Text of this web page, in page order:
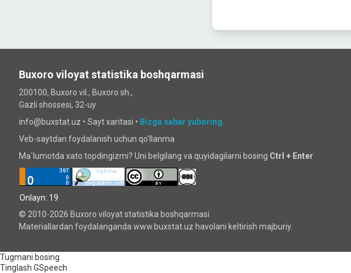
Buxoro viloyat statistika boshqarmasi
200100, Buxoro vil., Buxoro sh.,
Gazli shossesi, 32-uy
info@buxstat.uz • Sayt xaritasi • Bizga xabar yuboring
Veb-saytdan foydalanish uchun qo'llanma
Ma`lumotda xato topdingizmi? Uni belgilang va quyidagilarni bosing Ctrl + Enter
Onlayn: 19
© 2010-2026 Buxoro viloyat statistika boshqarmasi
Materiallardan foydalanganda www.buxstat.uz havolani keltirish majburiy.
Tugmani bosing
Tinglash GSpeech